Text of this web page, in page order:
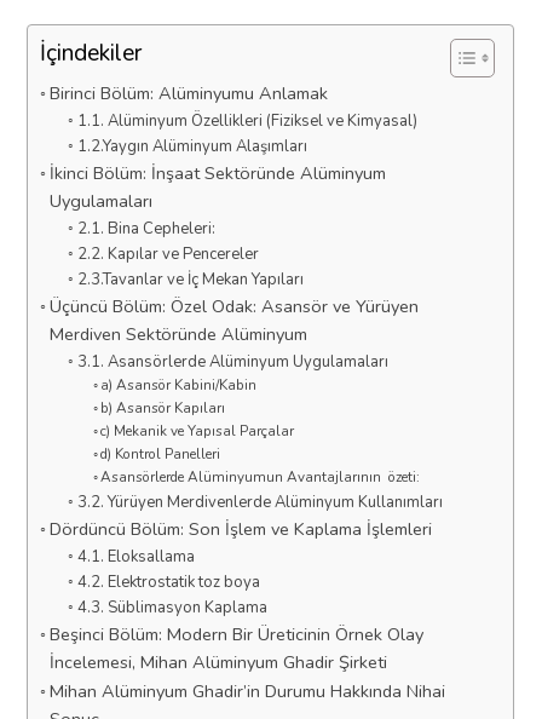
İçindekiler
Birinci Bölüm: Alüminyumu Anlamak
1.1. Alüminyum Özellikleri (Fiziksel ve Kimyasal)
1.2.Yaygın Alüminyum Alaşımları
İkinci Bölüm: İnşaat Sektöründe Alüminyum
Uygulamaları
2.1. Bina Cepheleri:
2.2. Kapılar ve Pencereler
2.3.Tavanlar ve İç Mekan Yapıları
Üçüncü Bölüm: Özel Odak: Asansör ve Yürüyen
Merdiven Sektöründe Alüminyum
3.1. Asansörlerde Alüminyum Uygulamaları
a) Asansör Kabini/Kabin
b) Asansör Kapıları
c) Mekanik ve Yapısal Parçalar
d) Kontrol Panelleri
Asansörlerde Alüminyumun Avantajlarının özeti:
3.2. Yürüyen Merdivenlerde Alüminyum Kullanımları
Dördüncü Bölüm: Son İşlem ve Kaplama İşlemleri
4.1. Eloksallama
4.2. Elektrostatik toz boya
4.3. Süblimasyon Kaplama
Beşinci Bölüm: Modern Bir Üreticinin Örnek Olay
İncelemesi, Mihan Alüminyum Ghadir Şirketi
Mihan Alüminyum Ghadir’in Durumu Hakkında Nihai